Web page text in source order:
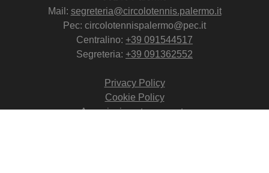
Mail: segreteria@circolotennis.palermo.it
Pec: circolotennispalermo@pec.it
Centralino: +39 091544517
Segreteria: +39 091362552
Privacy Policy
Cookie Policy
Associazione trasparente